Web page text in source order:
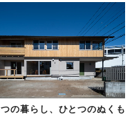
の暮らし、ひとつのぬくも